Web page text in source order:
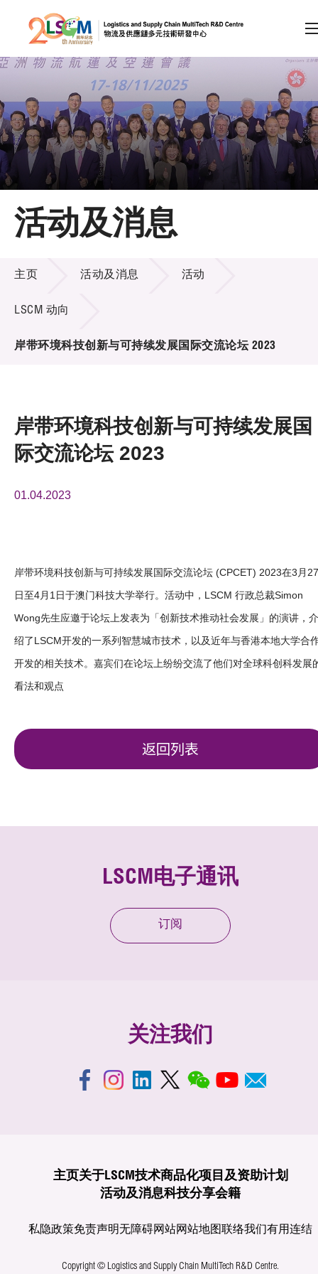
跳到内容（按回车键）
会员登录
A A EN 繁 简
主页
关于LSCM
技术商品化
项目及资助计划
新闻中心
活动及消息
活动及消息
主页 活动及消息 活动
LSCM 动向
岸带环境科技创新与可持续发展国际交流论坛 2023
岸带环境科技创新与可持续发展国
际交流论坛 2023
01.04.2023
岸带环境科技创新与可持续发展国际交流论坛 (CPCET) 2023在3月27
日至4月1日于澳门科技大学举行。活动中，LSCM 行政总裁Simon
Wong先生应邀于论坛上发表为「创新技术推动社会发展」的演讲，介
绍了LSCM开发的一系列智慧城市技术，以及近年与香港本地大学合
开发的相关技术。嘉宾们在论坛上纷纷交流了他们对全球科创科发展
看法和观点
返回列表
LSCM电子通讯
订阅
关注我们
主页关于LSCM技术商品化项目及资助计划
活动及消息科技分享会籍
私隐政策免责声明无障碍网站网站地图联络我们有用连结
Copyright © Logistics and Supply Chain MultiTech R&D Centre.